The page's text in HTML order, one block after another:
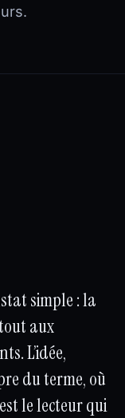
simple : la
aux
L’idée,
du terme, où
le lecteur qui